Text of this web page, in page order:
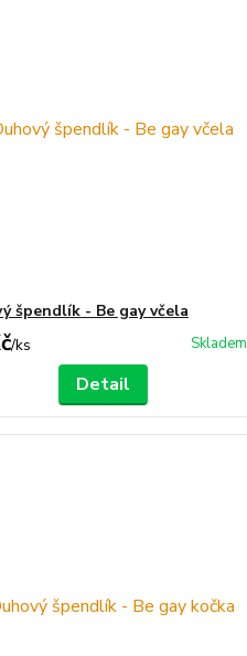
špendlík - Be gay včela
/ks Skladem
Detail